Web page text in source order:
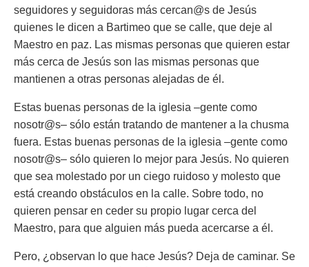
seguidores y seguidoras más cercan@s de Jesús
quienes le dicen a Bartimeo que se calle, que deje al
Maestro en paz. Las mismas personas que quieren estar
más cerca de Jesús son las mismas personas que
mantienen a otras personas alejadas de él.
Estas buenas personas de la iglesia –gente como
nosotr@s– sólo están tratando de mantener a la chusma
fuera. Estas buenas personas de la iglesia –gente como
nosotr@s– sólo quieren lo mejor para Jesús. No quieren
que sea molestado por un ciego ruidoso y molesto que
está creando obstáculos en la calle. Sobre todo, no
quieren pensar en ceder su propio lugar cerca del
Maestro, para que alguien más pueda acercarse a él.
Pero, ¿observan lo que hace Jesús? Deja de caminar. Se